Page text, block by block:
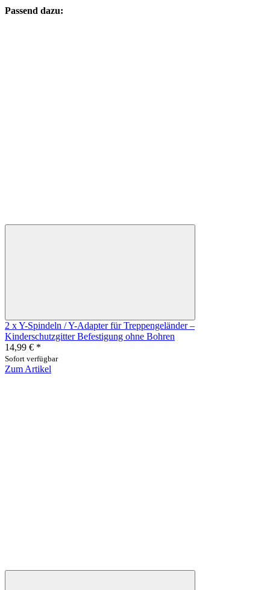
Passend dazu:
2 x Y-Spindeln / Y-Adapter für Treppengeländer –
Kinderschutzgitter Befestigung ohne Bohren
14,99 € *
Sofort verfügbar
Zum Artikel